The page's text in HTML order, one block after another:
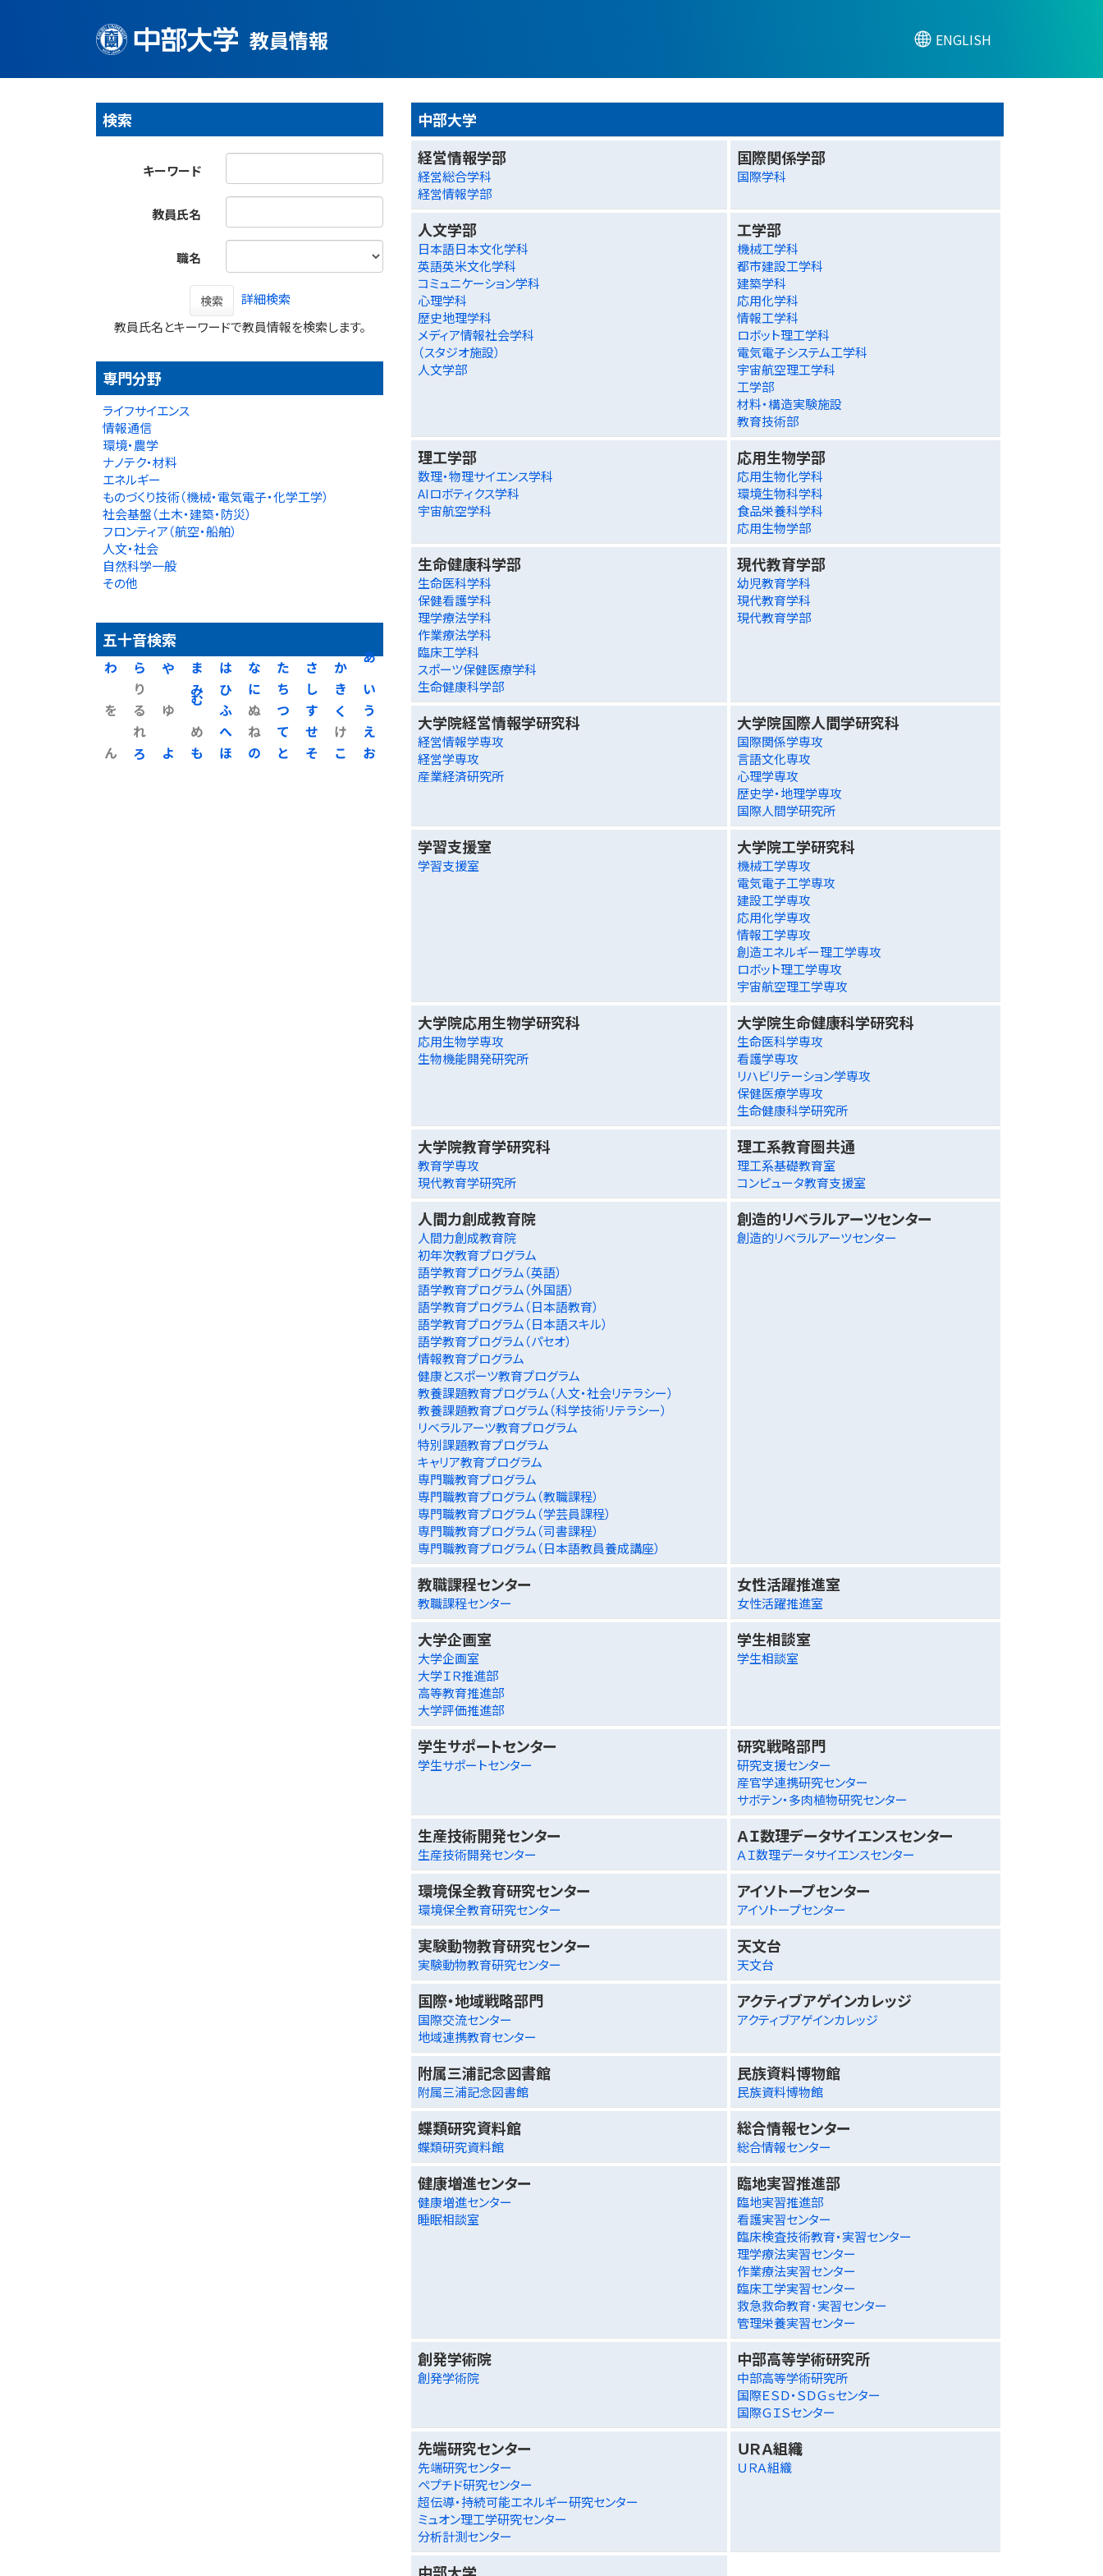
教員情報 ENGLISH
検索
キーワード
教員氏名
職名
検索
詳細検索
教員氏名とキーワードで教員情報を検索します。
専門分野
ライフサイエンス
情報通信
環境・農学
ナノテク・材料
エネルギー
ものづくり技術（機械・電気電子・化学工学）
社会基盤（土木・建築・防災）
フロンティア（航空・船舶）
人文・社会
自然科学一般
その他
五十音検索
あ
い
う
え
お
か
き
く
け
こ
さ
し
す
せ
そ
た
ち
つ
て
と
な
に
ぬ
ね
の
は
ひ
ふ
へ
ほ
ま
み
む
め
も
や
ゆ
よ
ら
り
る
れ
ろ
わ
を
ん
中部大学
経営情報学部
経営総合学科
経営情報学部
国際関係学部
国際学科
人文学部
日本語日本文化学科
英語英米文化学科
コミュニケーション学科
心理学科
歴史地理学科
メディア情報社会学科
（スタジオ施設）
人文学部
工学部
機械工学科
都市建設工学科
建築学科
応用化学科
情報工学科
ロボット理工学科
電気電子システム工学科
宇宙航空理工学科
工学部
材料・構造実験施設
教育技術部
理工学部
数理・物理サイエンス学科
AIロボティクス学科
宇宙航空学科
応用生物学部
応用生物化学科
環境生物科学科
食品栄養科学科
応用生物学部
生命健康科学部
生命医科学科
保健看護学科
理学療法学科
作業療法学科
臨床工学科
スポーツ保健医療学科
生命健康科学部
現代教育学部
幼児教育学科
現代教育学科
現代教育学部
大学院経営情報学研究科
経営情報学専攻
経営学専攻
産業経済研究所
大学院国際人間学研究科
国際関係学専攻
言語文化専攻
心理学専攻
歴史学・地理学専攻
国際人間学研究所
学習支援室
学習支援室
大学院工学研究科
機械工学専攻
電気電子工学専攻
建設工学専攻
応用化学専攻
情報工学専攻
創造エネルギー理工学専攻
ロボット理工学専攻
宇宙航空理工学専攻
大学院応用生物学研究科
応用生物学専攻
生物機能開発研究所
大学院生命健康科学研究科
生命医科学専攻
看護学専攻
リハビリテーション学専攻
保健医療学専攻
生命健康科学研究所
大学院教育学研究科
教育学専攻
現代教育学研究所
理工系教育圏共通
理工系基礎教育室
コンピュータ教育支援室
人間力創成教育院
人間力創成教育院
初年次教育プログラム
語学教育プログラム（英語）
語学教育プログラム（外国語）
語学教育プログラム（日本語教育）
語学教育プログラム（日本語スキル）
語学教育プログラム（パセオ）
情報教育プログラム
健康とスポーツ教育プログラム
教養課題教育プログラム（人文・社会リテラシー）
教養課題教育プログラム（科学技術リテラシー）
リベラルアーツ教育プログラム
特別課題教育プログラム
キャリア教育プログラム
専門職教育プログラム
専門職教育プログラム（教職課程）
専門職教育プログラム（学芸員課程）
専門職教育プログラム（司書課程）
専門職教育プログラム（日本語教員養成講座）
創造的リベラルアーツセンター
創造的リベラルアーツセンター
教職課程センター
教職課程センター
女性活躍推進室
女性活躍推進室
大学企画室
大学企画室
大学ＩＲ推進部
高等教育推進部
大学評価推進部
学生相談室
学生相談室
学生サポートセンター
学生サポートセンター
研究戦略部門
研究支援センター
産官学連携研究センター
サボテン・多肉植物研究センター
生産技術開発センター
生産技術開発センター
ＡＩ数理データサイエンスセンター
ＡＩ数理データサイエンスセンター
環境保全教育研究センター
環境保全教育研究センター
アイソトープセンター
アイソトープセンター
実験動物教育研究センター
実験動物教育研究センター
天文台
天文台
国際・地域戦略部門
国際交流センター
地域連携教育センター
アクティブアゲインカレッジ
アクティブアゲインカレッジ
附属三浦記念図書館
附属三浦記念図書館
民族資料博物館
民族資料博物館
蝶類研究資料館
蝶類研究資料館
総合情報センター
総合情報センター
健康増進センター
健康増進センター
睡眠相談室
臨地実習推進部
臨地実習推進部
看護実習センター
臨床検査技術教育・実習センター
理学療法実習センター
作業療法実習センター
臨床工学実習センター
救急救命教育･実習センター
管理栄養実習センター
創発学術院
創発学術院
中部高等学術研究所
中部高等学術研究所
国際ＥＳＤ・ＳＤＧｓセンター
国際ＧＩＳセンター
先端研究センター
先端研究センター
ペプチド研究センター
超伝導・持続可能エネルギー研究センター
ミュオン理工学研究センター
分析計測センター
ＵＲＡ組織
ＵＲＡ組織